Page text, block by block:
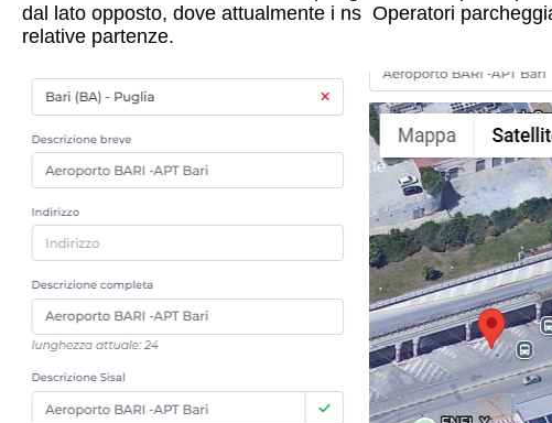
dal lato opposto, dove attualmente i ns Operatori
relative partenze.